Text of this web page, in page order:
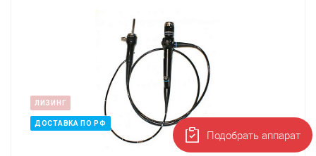
ЛИЗИНГ
ДОСТАВКА ПО РФ
Подобрать аппарат